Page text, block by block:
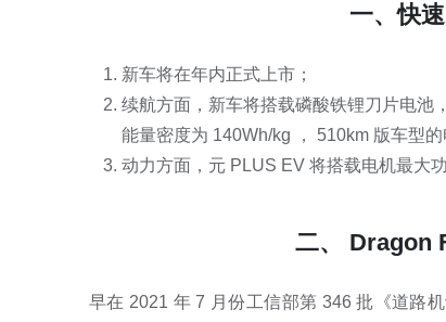
一、快
新车将在年内正式上市；
续航方面，新车将搭载磷酸铁锂刀片电池
能量密度为 140Wh/kg ， 510km 版车型
动力方面，元 PLUS EV 将搭载电机最大
二、 Dragon
早在 2021 年 7 月份工信部第 346 批《道路